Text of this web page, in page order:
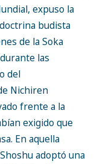
expuso la
budista
de la Soka
las
del
Nichiren
frente a la
exigido que
En aquella
adoptó una